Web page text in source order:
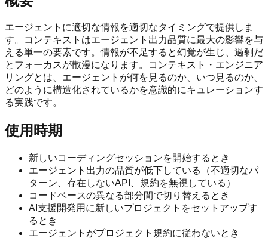
エージェントに適切な情報を適切なタイミングで提供しま
す。コンテキストはエージェント出力品質に最大の影響を与
える単一の要素です。情報が不足すると幻覚が生じ、過剰だ
とフォーカスが散漫になります。コンテキスト・エンジニア
リングとは、エージェントが何を見るのか、いつ見るのか、
どのように構造化されているかを意識的にキュレーションす
る実践です。
使用時期
新しいコーディングセッションを開始するとき
エージェント出力の品質が低下している（不適切なパ
ターン、存在しないAPI、規約を無視している）
コードベースの異なる部分間で切り替えるとき
AI支援開発用に新しいプロジェクトをセットアップす
るとき
エージェントがプロジェクト規約に従わないとき